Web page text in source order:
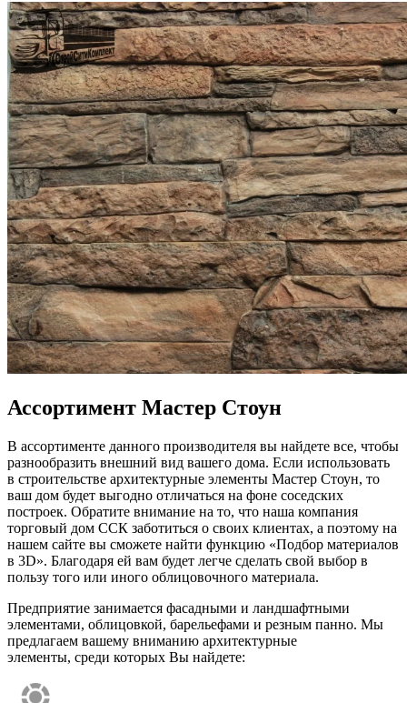
Ассортимент Мастер Стоун
В ассортименте данного производителя вы найдете все, чтобы
разнообразить внешний вид вашего дома. Если использовать
в строительстве архитектурные элементы Мастер Стоун, то
ваш дом будет выгодно отличаться на фоне соседских
построек. Обратите внимание на то, что наша компания
торговый дом ССК заботиться о своих клиентах, а поэтому на
нашем сайте вы сможете найти функцию «Подбор материалов
в 3D». Благодаря ей вам будет легче сделать свой выбор в
пользу того или иного облицовочного материала.
Предприятие занимается фасадными и ландшафтными
элементами, облицовкой, барельефами и резным панно. Мы
предлагаем вашему вниманию архитектурные
элементы, среди которых Вы найдете: